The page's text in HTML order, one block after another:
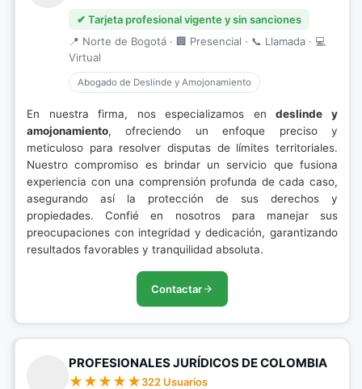
✔ Tarjeta profesional vigente y sin sanciones
📍 Norte de Bogotá · 🏢 Presencial · 📞 Llamada · 💻
Virtual
Abogado de Deslinde y Amojonamiento
En nuestra firma, nos especializamos endeslinde y
amojonamiento, ofreciendo un enfoque preciso y
meticuloso para resolver disputas de límites territoriales.
Nuestro compromiso es brindar un servicio que fusiona
experiencia con una comprensión profunda de cada caso,
asegurando así la protección de sus derechos y
propiedades. Confié en nosotros para manejar sus
preocupaciones con integridad y dedicación, garantizando
resultados favorables y tranquilidad absoluta.
Contactar
PROFESIONALES JURÍDICOS DE COLOMBIA
322 Usuarios